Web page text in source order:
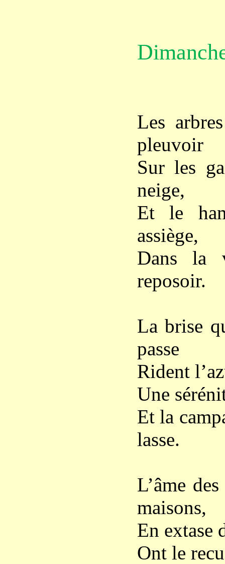
Les
pleuvoir
Sur les
neige,
Et le
assiège,
Dans la
reposoir.
La brise
passe
Rident
Une
Et la
lasse.
L’âme
maisons,
En extase
Ont le